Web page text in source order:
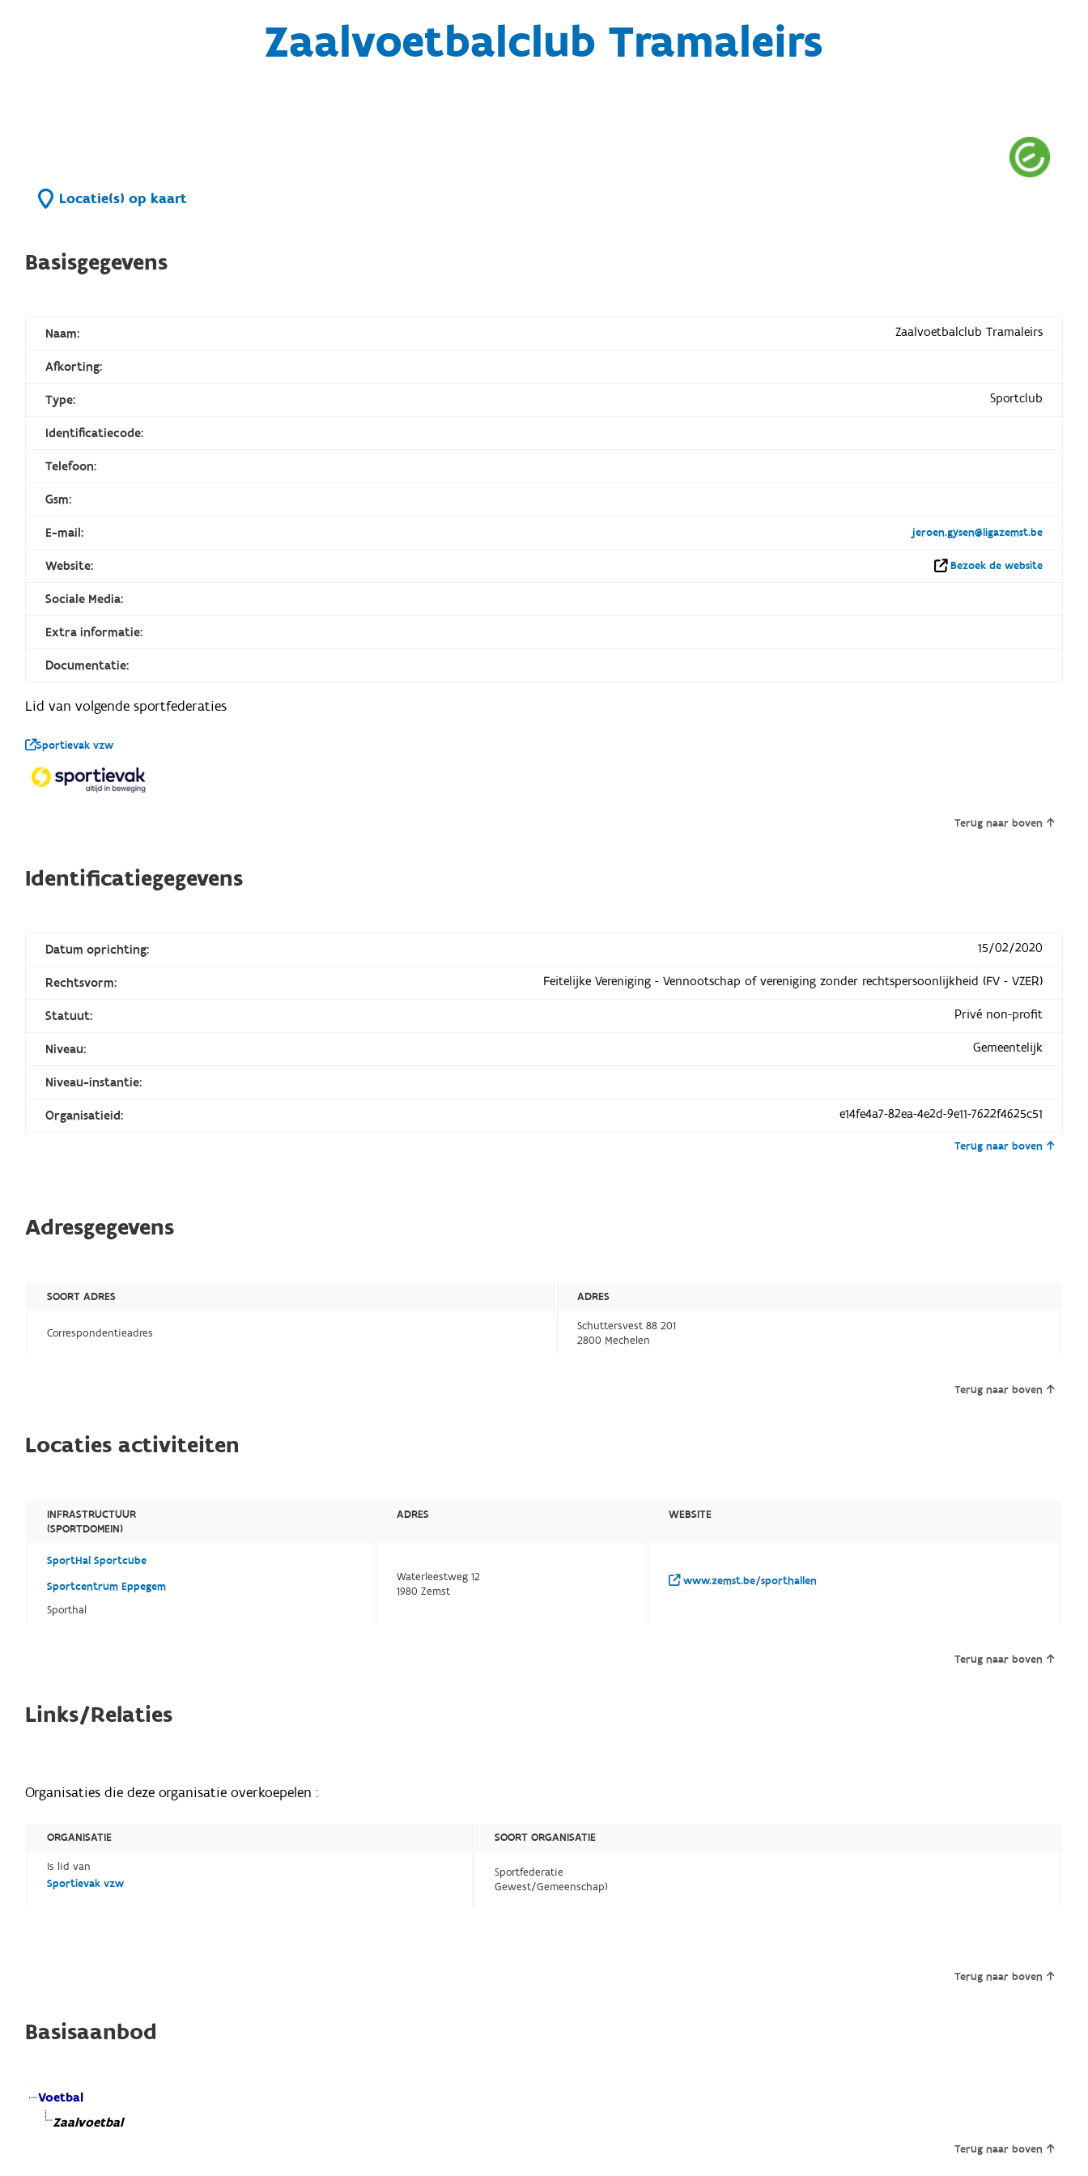
Zaalvoetbalclub Tramaleirs
Locatie(s) op kaart
Basisgegevens
Naam: Zaalvoetbalclub Tramaleirs
Afkorting:
Type: Sportclub
Identificatiecode:
Telefoon:
Gsm:
E-mail: jeroen.gysen@ligazemst.be
Website: Bezoek de website
Sociale Media:
Extra informatie:
Documentatie:
Lid van volgende sportfederaties
Sportievak vzw
Terug naar boven
Identificatiegegevens
Datum oprichting: 15/02/2020
Rechtsvorm: Feitelijke Vereniging - Vennootschap of vereniging zonder rechtspersoonlijkheid (FV - VZER)
Statuut: Privé non-profit
Niveau: Gemeentelijk
Niveau-instantie:
Organisatieid: e14fe4a7-82ea-4e2d-9e11-7622f4625c51
Terug naar boven
Adresgegevens
SOORT ADRES ADRES
Correspondentieadres
Schuttersvest 88 201
2800 Mechelen
Terug naar boven
Locaties activiteiten
INFRASTRUCTUUR
(SPORTDOMEIN)
ADRES WEBSITE
SportHal Sportcube
Sportcentrum Eppegem
Sporthal
Waterleestweg 12
1980 Zemst
www.zemst.be/sporthallen
Terug naar boven
Links/Relaties
Organisaties die deze organisatie overkoepelen :
ORGANISATIE
SOORT ORGANISATIE
Is lid van
Sportievak vzw
Sportfederatie
Gewest/Gemeenschap)
Terug naar boven
Basisaanbod
Voetbal
Zaalvoetbal
Terug naar boven